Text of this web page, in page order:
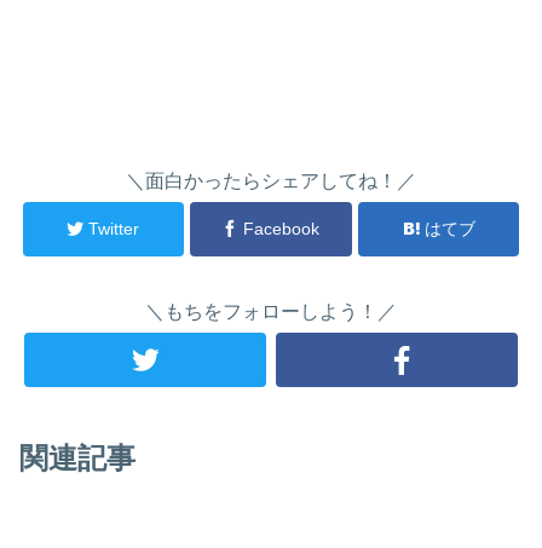
＼面白かったらシェアしてね！／
Twitter Facebook はてブ
＼もちをフォローしよう！／
関連記事